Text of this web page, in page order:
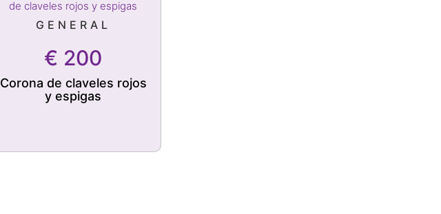
GENERAL
€ 200
Corona de claveles rojos
y espigas